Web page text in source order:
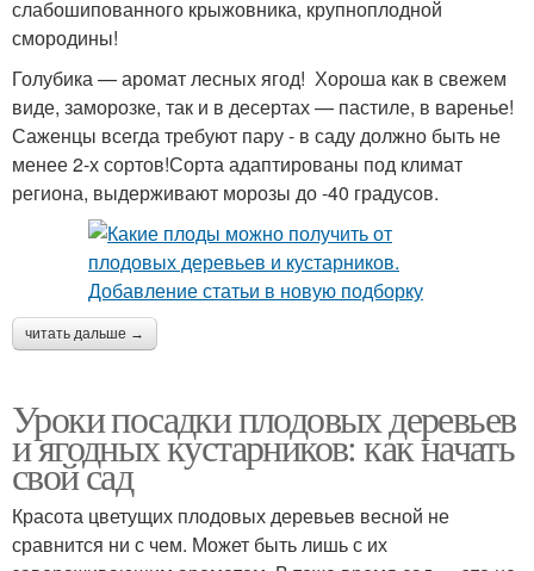
слабошипованного крыжовника, крупноплодной
смородины!
Голубика — аромат лесных ягод! Хороша как в свежем
виде, заморозке, так и в десертах — пастиле, в варенье!
Саженцы всегда требуют пару - в саду должно быть не
менее 2-х сортов!Сорта адаптированы под климат
региона, выдерживают морозы до -40 градусов.
читать дальше →
Уроки посадки плодовых деревьев
и ягодных кустарников: как начать
свой сад
Красота цветущих плодовых деревьев весной не
сравнится ни с чем. Может быть лишь с их